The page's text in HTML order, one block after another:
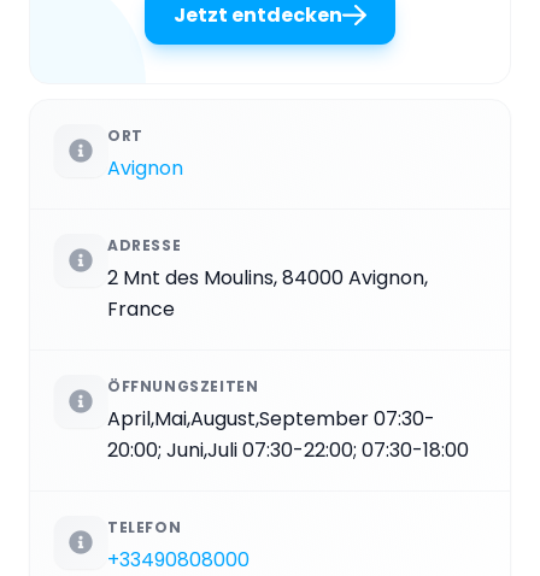
Jetzt entdecken
ORT
Avignon
ADRESSE
2 Mnt des Moulins, 84000 Avignon,
France
ÖFFNUNGSZEITEN
April,Mai,August,September 07:30-
20:00; Juni,Juli 07:30-22:00; 07:30-18:00
TELEFON
+33490808000